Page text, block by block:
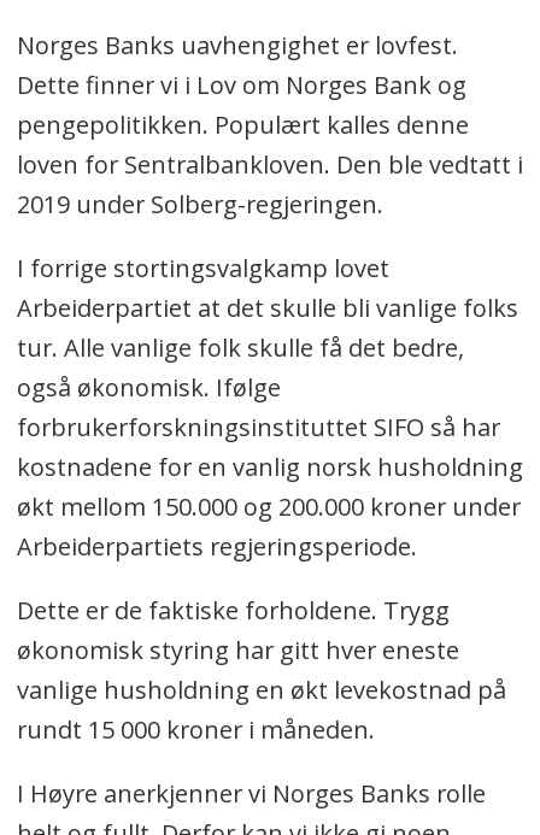
Norges Banks uavhengighet er lovfest.
Dette finner vi i Lov om Norges Bank og
pengepolitikken. Populært kalles denne
loven for Sentralbankloven. Den ble vedtatt i
2019 under Solberg-regjeringen.
I forrige stortingsvalgkamp lovet
Arbeiderpartiet at det skulle bli vanlige folks
tur. Alle vanlige folk skulle få det bedre,
også økonomisk. Ifølge
forbrukerforskningsinstituttet SIFO så har
kostnadene for en vanlig norsk husholdning
økt mellom 150.000 og 200.000 kroner under
Arbeiderpartiets regjeringsperiode.
Dette er de faktiske forholdene. Trygg
økonomisk styring har gitt hver eneste
vanlige husholdning en økt levekostnad på
rundt 15 000 kroner i måneden.
I Høyre anerkjenner vi Norges Banks rolle